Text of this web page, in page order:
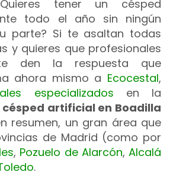
tener un césped
todo el año sin ningún
parte? Si te asaltan todas
y quieres que profesionales
den la respuesta que
ahora mismo a Ecocestal,
especializados en la
artificial en Boadilla
resumen, un gran área que
de Madrid (como por
, Pozuelo de Alarcón,Alcalá
.